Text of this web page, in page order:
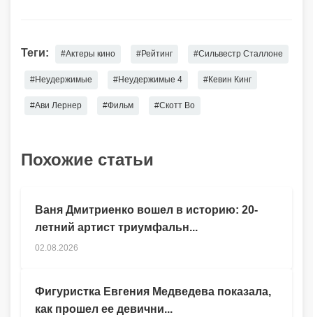
Теги: #Актеры кино #Рейтинг #Сильвестр Сталлоне
#Неудержимые #Неудержимые 4 #Кевин Кинг
#Ави Лернер #Фильм #Скотт Во
Похожие статьи
Ваня Дмитриенко вошел в историю: 20-
летний артист триумфальн...
02.08.2026
Фигуристка Евгения Медведева показала,
как прошел ее девични...